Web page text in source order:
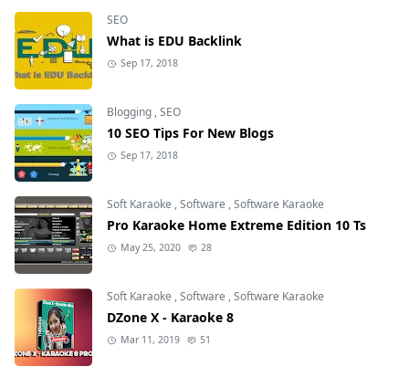
SEO
What is EDU Backlink
Sep 17, 2018
Blogging,SEO
10 SEO Tips For New Blogs
Sep 17, 2018
Soft Karaoke ,Software ,Software Karaoke
Pro Karaoke Home Extreme Edition 10 Ts
May 25, 2020 28
Soft Karaoke ,Software ,Software Karaoke
DZone X - Karaoke 8
Mar 11, 2019 51